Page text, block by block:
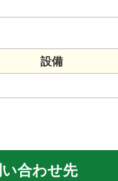
設備
合わせ先